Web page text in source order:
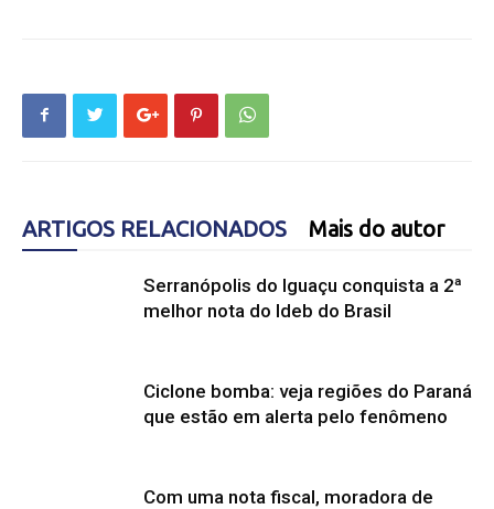
ARTIGOS RELACIONADOS Mais do autor
Serranópolis do Iguaçu conquista a 2ª
melhor nota do Ideb do Brasil
Ciclone bomba: veja regiões do Paraná
que estão em alerta pelo fenômeno
Com uma nota fiscal, moradora de